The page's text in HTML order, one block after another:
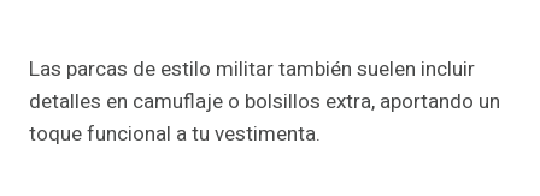
Las parcas de estilo militar también suelen incluir
detalles en camuflaje o bolsillos extra, aportando un
toque funcional a tu vestimenta.